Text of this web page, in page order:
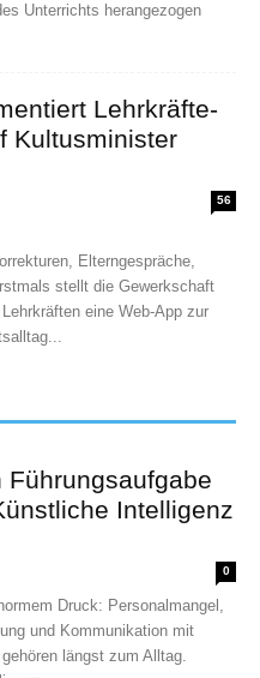
Unterrichts herangezogen
Lehrkräfte-
Kultusminister
56
Elterngespräche,
stellt die Gewerkschaft
eine Web-App zur
Intelligenz
0
Druck: Personalmangel,
und Kommunikation mit
längst zum Alltag.